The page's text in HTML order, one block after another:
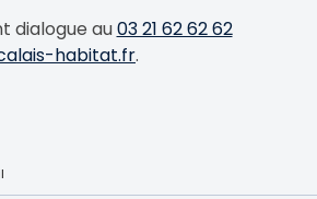
dialogue au03 21 62 62 62
habitat.fr.